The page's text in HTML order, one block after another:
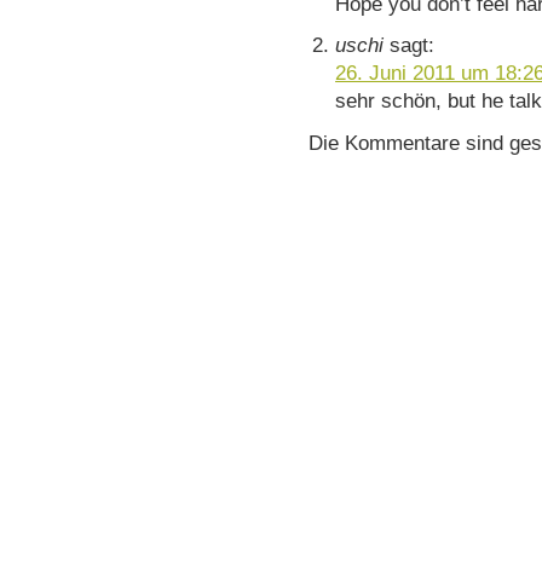
uschi sagt:
26. Juni 2011 um
sehr schön, but he
Die Kommentare sind